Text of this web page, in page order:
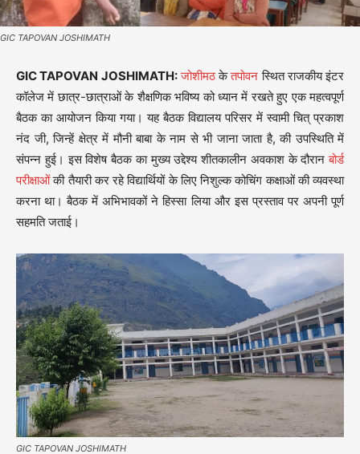
GIC TAPOVAN JOSHIMATH
GIC TAPOVAN JOSHIMATH: जोशीमठकेतपोवन स्थित राजकीय इंटर
कॉलेज में छात्र-छात्राओं के शैक्षणिक भविष्य को ध्यान में रखते हुए एक महत्वपूर्ण
बैठक का आयोजन किया गया। यह बैठक विद्यालय परिसर में स्वामी चित् प्रकाश
नंद जी, जिन्हें क्षेत्र में मौनी बाबा के नाम से भी जाना जाता है, की उपस्थिति में
संपन्न हुई। इस विशेष बैठक का मुख्य उद्देश्य शीतकालीन अवकाश के दौरानबोर्ड
परीक्षाओंकी तैयारी कर रहे विद्यार्थियों के लिए निशुल्क कोचिंग कक्षाओं की व्यवस्था
करना था। बैठक में अभिभावकों ने हिस्सा लिया और इस प्रस्ताव पर अपनी पूर्ण
सहमति जताई।
GIC TAPOVAN JOSHIMATH